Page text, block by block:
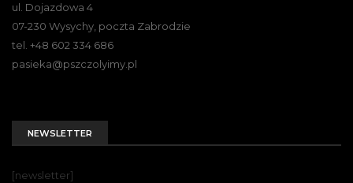
ul. Dojazdowa 4
07-230 Wysychy, poczta Zabrodzie
tel. +48 602 334 686
pasieka@pszczolyimy.pl
NEWSLETTER
[newsletter]